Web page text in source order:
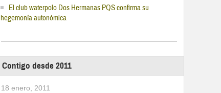
El club waterpolo Dos Hermanas PQS confirma su
hegemonía autonómica
Contigo desde 2011
18 enero, 2011